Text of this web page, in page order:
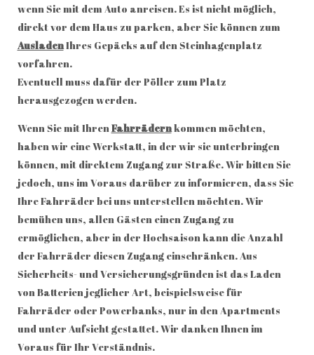
wenn Sie mit dem Auto anreisen. Es ist nicht möglich,
direkt vor dem Haus zu parken, aber Sie können zum
AusladenIhres Gepäcks auf den Steinhagenplatz
vorfahren.
Eventuell muss dafür der Pöller zum Platz
herausgezogen werden.
Wenn Sie mit Ihren Fahrrädernkommen möchten,
haben wir eine Werkstatt, in der wir sie unterbringen
können, mit direktem Zugang zur Straße. Wir bitten Sie
jedoch, uns im Voraus darüber zu informieren, dass Sie
Ihre Fahrräder bei uns unterstellen möchten. Wir
bemühen uns, allen Gästen einen Zugang zu
ermöglichen, aber in der Hochsaison kann die Anzahl
der Fahrräder diesen Zugang einschränken. Aus
Sicherheits- und Versicherungsgründen ist das Laden
von Batterien jeglicher Art, beispielsweise für
Fahrräder oder Powerbanks, nur in den Apartments
und unter Aufsicht gestattet. Wir danken Ihnen im
Voraus für Ihr Verständnis.